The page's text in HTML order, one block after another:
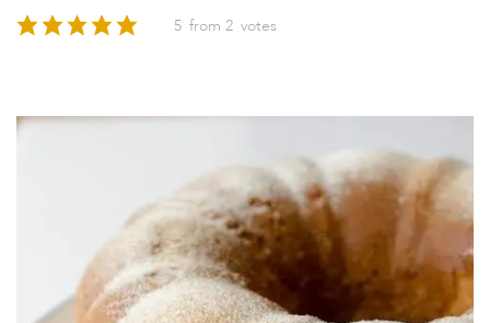
5 from 2 votes